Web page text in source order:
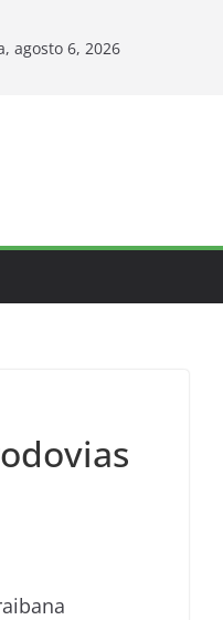
agosto 6, 2026